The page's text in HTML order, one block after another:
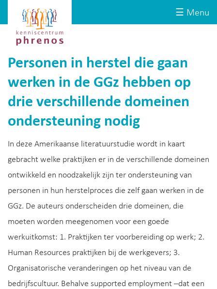
☰ Menu
Kenniscentrum
Phrenos
website
Personen in herstel die gaan
werken in de GGz hebben op
drie verschillende domeinen
ondersteuning nodig
In deze Amerikaanse literatuurstudie wordt in kaart
gebracht welke praktijken er in de verschillende domeinen
ontwikkeld en noodzakelijk zijn ter ondersteuning van
personen in hun herstelproces die zelf gaan werken in de
GGz. De auteurs onderscheiden drie domeinen, die
moeten worden meegenomen voor een goede
werkuitkomst: 1. Praktijken ter voorbereiding op werk; 2.
Human Resources praktijken bij de werkgevers; 3.
Organisatorische veranderingen op het niveau van de
bedrijfscultuur. Behalve supported employment –dat een